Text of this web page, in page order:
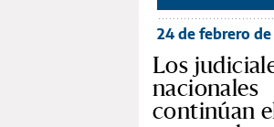
24 de febrero
Los
nacionales
continúan